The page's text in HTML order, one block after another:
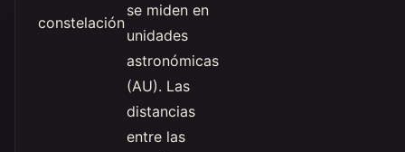
constelación
se miden en
unidades
astronómicas
(AU). Las
distancias
entre las